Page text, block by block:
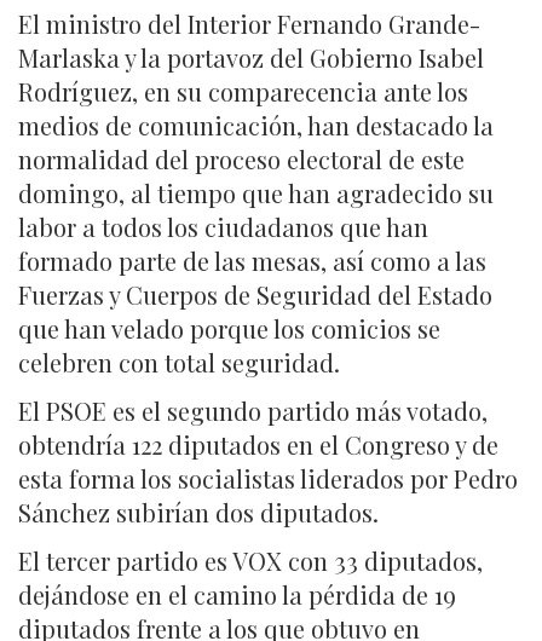
El ministro del Interior Fernando Grande-
Marlaska y la portavoz del Gobierno Isabel
Rodríguez, en su comparecencia ante los
medios de comunicación, han destacado la
normalidad del proceso electoral de este
domingo, al tiempo que han agradecido su
labor a todos los ciudadanos que han
formado parte de las mesas, así como a las
Fuerzas y Cuerpos de Seguridad del Estado
que han velado porque los comicios se
celebren con total seguridad.
El PSOE es el segundo partido más votado,
obtendría 122 diputados en el Congreso y de
esta forma los socialistas liderados por Pedro
Sánchez subirían dos diputados.
El tercer partido es VOX con 33 diputados,
dejándose en el camino la pérdida de 19
diputados frente a los que obtuvo en